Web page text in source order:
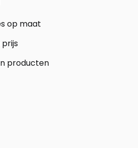
op maat
producten